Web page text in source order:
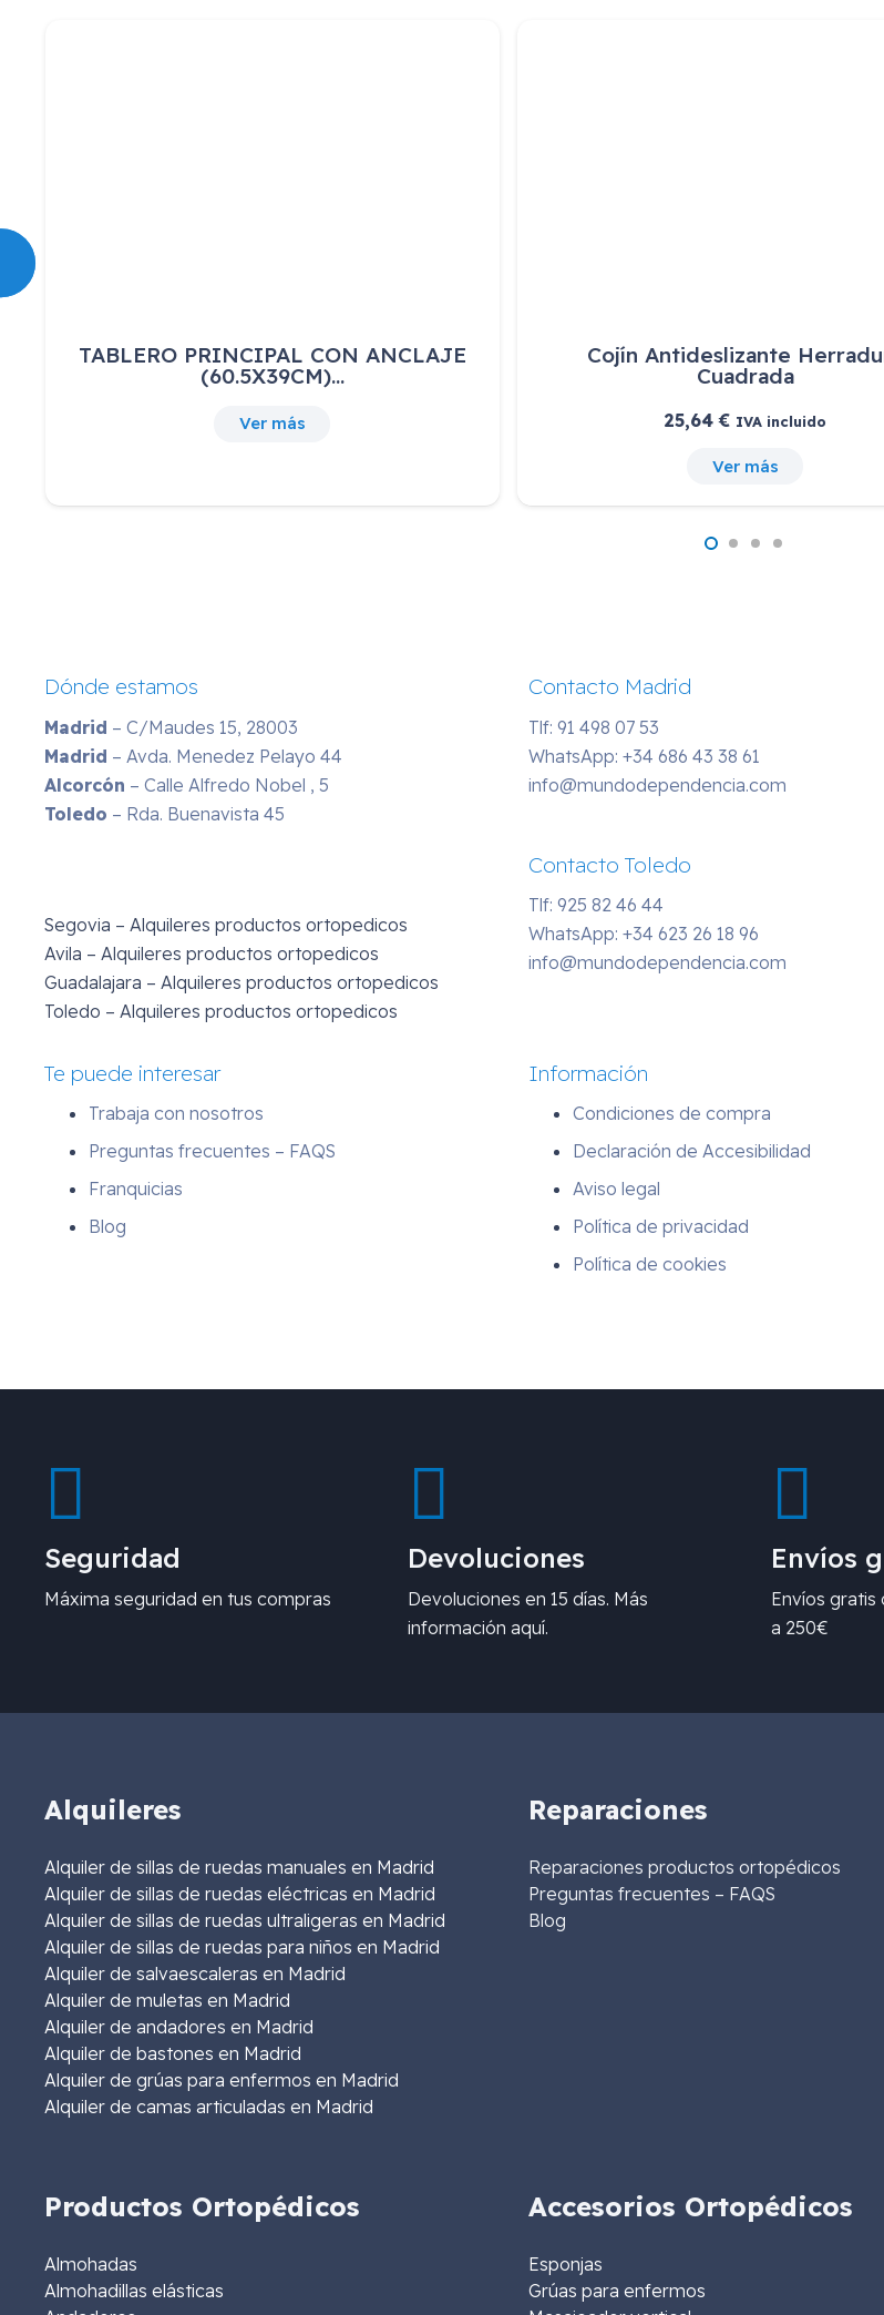
Cojín Antideslizante Herradura
Cuadrada
25,64€ IVA incluido
MASTIL DE GRUA AD899
Ver más
Dónde estamos
Madrid – C/Maudes 15, 28003
Madrid – Avda. Menedez Pelayo 44
Alcorcón – Calle Alfredo Nobel , 5
Toledo – Rda. Buenavista 45
Segovia – Alquileres productos ortopedicos
Avila – Alquileres productos ortopedicos
Guadalajara – Alquileres productos ortopedicos
Toledo – Alquileres productos ortopedicos
Contacto Madrid
Tlf: 91 498 07 53
WhatsApp:+34 686 43 38 61
info@mundodependencia.com
Contacto Toledo
Tlf: 925 82 46 44
WhatsApp:+34 623 26 18 96
info@mundodependencia.com
Te puede interesar
Trabaja con nosotros
Preguntas frecuentes – FAQS
Franquicias
Blog
Información
Condiciones de compra
Declaración de Accesibilidad
Aviso legal
Política de privacidad
Política de cookies
Seguridad
Máxima seguridad en tus compras
Devoluciones
Devoluciones en 15 días. Más
información aquí.
Envíos
Envíos
a 250€
Alquileres
Alquiler de sillas de ruedas manuales en Madrid
Alquiler de sillas de ruedas eléctricas en Madrid
Alquiler de sillas de ruedas ultraligeras en Madrid
Alquiler de sillas de ruedas para niños en Madrid
Alquiler de salvaescaleras en Madrid
Alquiler de muletas en Madrid
Alquiler de andadores en Madrid
Alquiler de bastones en Madrid
Alquiler de grúas para enfermos en Madrid
Alquiler de camas articuladas en Madrid
Reparaciones
Reparaciones productos ortopédicos
Preguntas frecuentes – FAQS
Blog
Productos Ortopédicos
Almohadas
Almohadillas elásticas
Accesorios Ortopédicos
Esponjas
Grúas para enfermos